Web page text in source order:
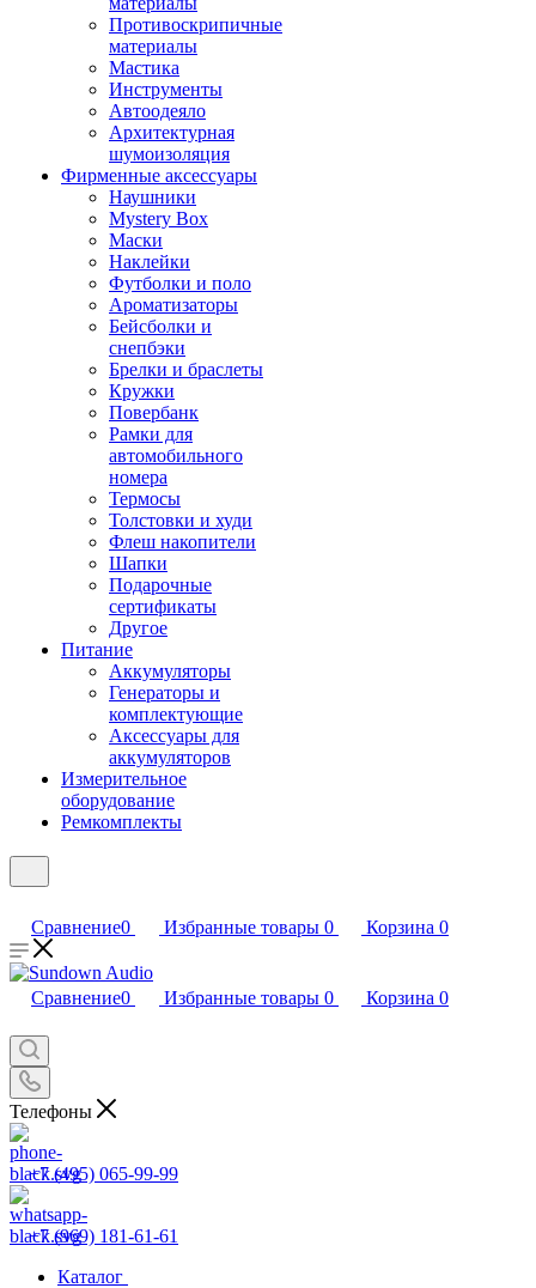
Противоскрипичные
материалы
Мастика
Инструменты
Автоодеяло
Архитектурная
шумоизоляция
Фирменные аксессуары
Наушники
Mystery Box
Маски
Наклейки
Футболки и поло
Ароматизаторы
Бейсболки и
снепбэки
Брелки и браслеты
Кружки
Повербанк
Рамки для
автомобильного
номера
Термосы
Толстовки и худи
Флеш накопители
Шапки
Подарочные
сертификаты
Другое
Питание
Аккумуляторы
Генераторы и
комплектующие
Аксессуары для
аккумуляторов
Измерительное
оборудование
Ремкомплекты
Сравнение0 Избранные товары 0 Корзина 0
Сравнение0 Избранные товары 0 Корзина 0
Телефоны
+7 (495) 065-99-99
+7 (969) 181-61-61
Каталог